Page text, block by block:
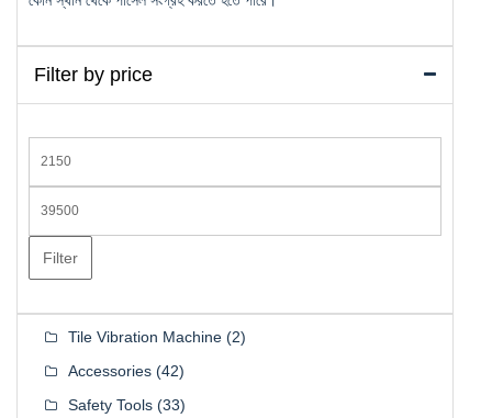
Filter by price
price
price
Filter
Tile Vibration Machine (2)
Accessories (42)
Safety Tools (33)